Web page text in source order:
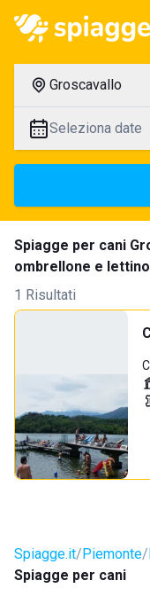
Groscavallo
Seleziona date
Spiagge per cani
ombrellone e lettino
1 Risultati
Spiagge.it Piemonte
Spiagge per cani